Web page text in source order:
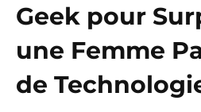
Geek pour
une Femme
de